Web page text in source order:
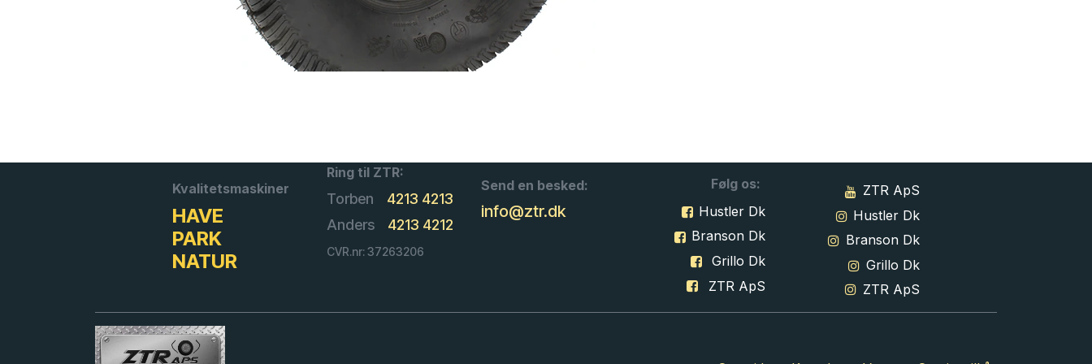
Kvalitetsmaskiner
HAVE
PARK
NATUR
Ring til ZTR:
Torben
4213 4213
Anders
4213 4212
CVR.nr: 37263206
Send en besked:
info@ztr.dk
Følg os:
Hustler Dk
Branson Dk
Grillo Dk
ZTR ApS
ZTR ApS
Hustler Dk
Branson Dk
Grillo Dk
ZTR ApS